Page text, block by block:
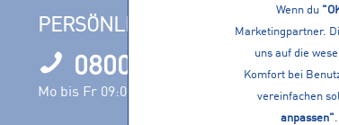
PERSÖNLICHE BERATUNG
0800 1000120
Mo bis Fr 09:00 – 17:00 Uhr
Wenn du
Marketingpartner.
uns auf die
Komfort bei
vereinfachen
anpassen"